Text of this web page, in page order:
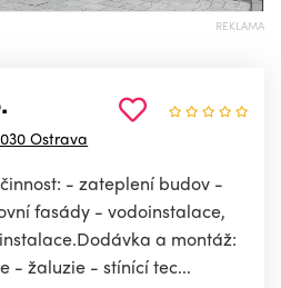
REKLAMA
Ostrava
- zateplení budov -
fasády - vodoinstalace,
a montáž:
- žaluzie - stínící tec...